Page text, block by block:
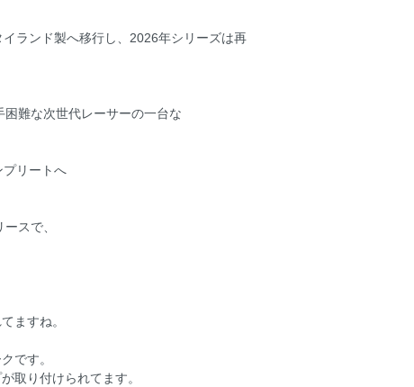
ランド製へ移行し、2026年シリーズは再
難な次世代レーサーの一台な
リートへ
スで、
ますね。
です。
取り付けられてます。